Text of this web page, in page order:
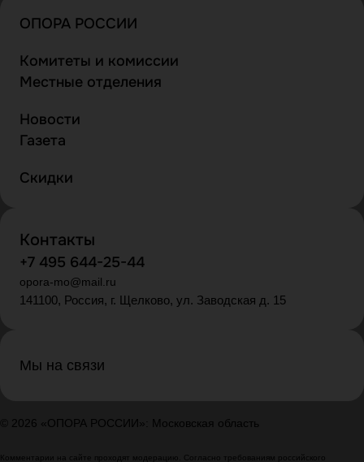
ОПОРА РОССИИ
Комитеты и комиссии
Местные отделения
Новости
Газета
Скидки
Контакты
+7 495 644-25-44
opora-mo@mail.ru
141100, Россия, г. Щелково, ул. Заводская д. 15
Мы на связи
© 2026 «ОПОРА РОССИИ»: Московская область
Комментарии на сайте проходят модерацию. Согласно требованиям российского